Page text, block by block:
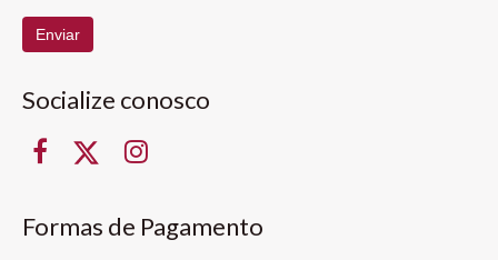
Enviar
Socialize conosco
Formas de Pagamento